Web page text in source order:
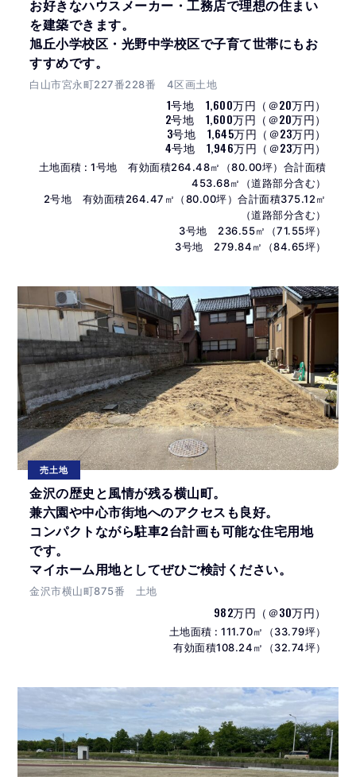
お好きなハウスメーカー・工務店で理想の住まい
を建築できます。
旭丘小学校区・光野中学校区で子育て世帯にもお
すすめです。
白山市宮永町227番228番 4区画土地
1号地 1,600万円（＠20万円）
2号地 1,600万円（＠20万円）
3号地 1,645万円（＠23万円）
4号地 1,946万円（＠23万円）
土地面積 : 1号地 有効面積264.48㎡（80.00坪）合計面積
453.68㎡（道路部分含む）
2号地 有効面積264.47㎡（80.00坪）合計面積375.12㎡
（道路部分含む）
3号地 236.55㎡（71.55坪）
3号地 279.84㎡（84.65坪）
売土地
金沢の歴史と風情が残る横山町。
兼六園や中心市街地へのアクセスも良好。
コンパクトながら駐車2台計画も可能な住宅用地
です。
マイホーム用地としてぜひご検討ください。
金沢市横山町875番 土地
982万円（＠30万円）
土地面積 : 111.70㎡（33.79坪）
有効面積108.24㎡（32.74坪）